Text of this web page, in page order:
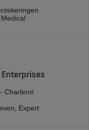
Charleroi
Expert